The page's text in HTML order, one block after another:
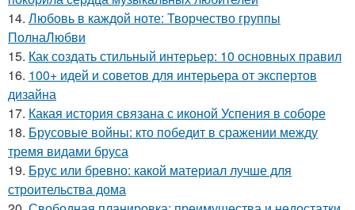
14. Любовь в каждой ноте: Творчество группы
ПолнаЛюбви
15. Как создать стильный интерьер: 10 основных правил
16. 100+ идей и советов для интерьера от экспертов
дизайна
17. Какая история связана с иконой Успения в соборе
18. Брусовые войны: кто победит в сражении между
тремя видами бруса
19. Брус или бревно: какой материал лучше для
строительства дома